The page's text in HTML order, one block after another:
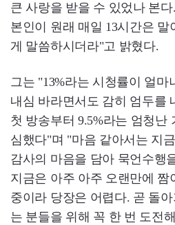
큰 사랑을 받을 수 있었나 본
본인이 원래 매일 13시간은
게 말씀하시더라"고 밝혔다.
그는 "13%라는 시청률이 얼마
내심 바라면서도 감히 엄두를
첫 방송부터 9.5%라는 엄청난
심했다"며 "마음 같아서는 지
감사의 마음을 담아 묵언수행
지금은 아주 아주 오랜만에 짬
중이라 당장은 어렵다. 곧 돌
는 분들을 위해 꼭 한 번 도전